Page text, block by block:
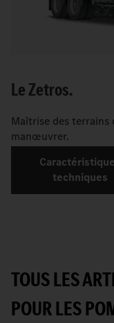
Le Zetros.
Maîtrise des
manœuvrer.
techniques
TOUS LES
POUR LES